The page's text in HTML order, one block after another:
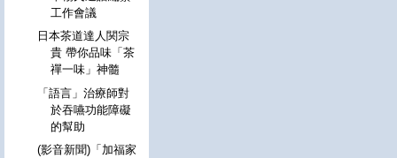
工作會議
日本茶道達人関宗
貴 帶你品味「茶
禪一味」神髓
「語言」治療師對
於吞嚥功能障礙
的幫助
(影音新聞)「加福家